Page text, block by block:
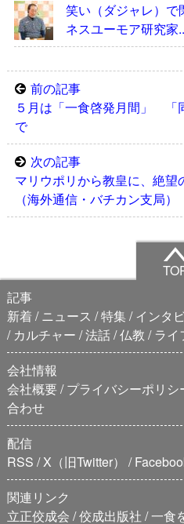
笑い（ダジャレ）
ネスユーモア研究家
前の記事
５月は「一食啓発月間」 「
で
次の記事
マリウポリから教皇に、絶
（海外通信・バチカン支局）
記事
新着
ニュース 特集 インタ
カルチャー 法話 仏教 ライ
会社情報
会社概要 プライバシーポリシ
合わせ
配信
RSS X（旧Twitter）
関連リンク
立正佼成会 佼成出版社 一食